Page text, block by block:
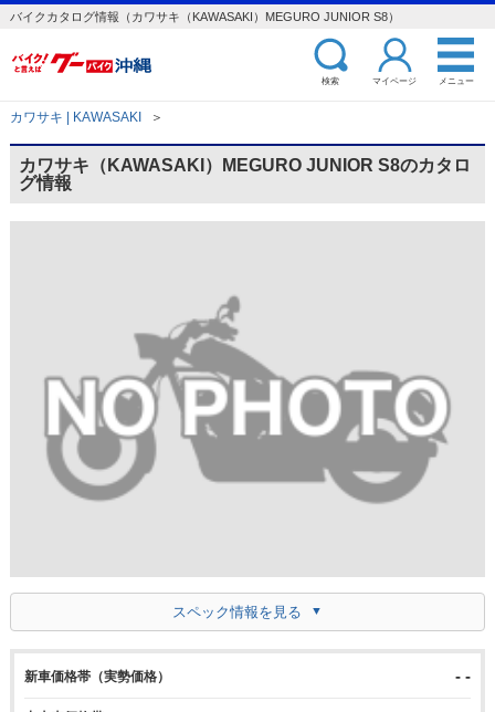
バイクカタログ情報（カワサキ（KAWASAKI）MEGURO JUNIOR S8）
検索 マイページ メニュー
カワサキ | KAWASAKI ＞
カワサキ（KAWASAKI）MEGURO JUNIOR S8のカタロ
グ情報
スペック情報を見る
新車価格帯（実勢価格） - -